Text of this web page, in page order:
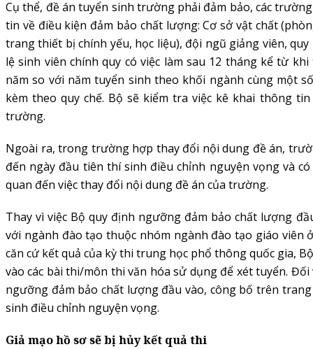
Cụ thể, đề án tuyển sinh trường phải đảm bảo, các
tin về điều kiện đảm bảo chất lượng: Cơ sở vật chất
trang thiết bị chính yếu, học liệu), đội ngũ giảng viên,
lệ sinh viên chính quy có việc làm sau 12 tháng kể từ
năm so với năm tuyển sinh theo khối ngành cùng một
kèm theo quy chế. Bộ sẽ kiểm tra việc kê khai thông
trường.
Ngoài ra, trong trường hợp thay đổi nội dung đề án,
đến ngày đầu tiên thí sinh điều chỉnh nguyện vọng và
quan đến việc thay đổi nội dung đề án của trường.
Thay vì việc Bộ quy định ngưỡng đảm bảo chất lượng
với ngành đào tạo thuộc nhóm ngành đào tạo giáo viên
căn cứ kết quả của kỳ thi trung học phổ thông quốc gia,
vào các bài thi/môn thi văn hóa sử dụng để xét tuyển.
ngưỡng đảm bảo chất lượng đầu vào, công bố trên
sinh điều chỉnh nguyện vọng.
Giả mạo hồ sơ sẽ bị hủy kết quả thi